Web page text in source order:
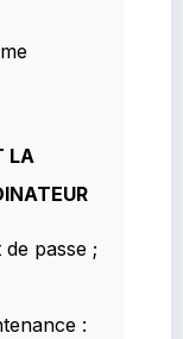
LA
passe ;
: